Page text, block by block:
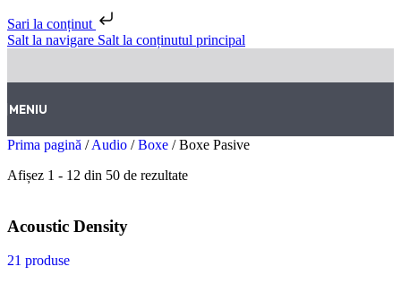
Sari la conținut
Salt la navigare Salt la conținutul principal
MENIU
Prima pagină / Audio / Boxe / Boxe Pasive
Afișez 1 - 12 din 50 de rezultate
Acoustic Density
21 produse